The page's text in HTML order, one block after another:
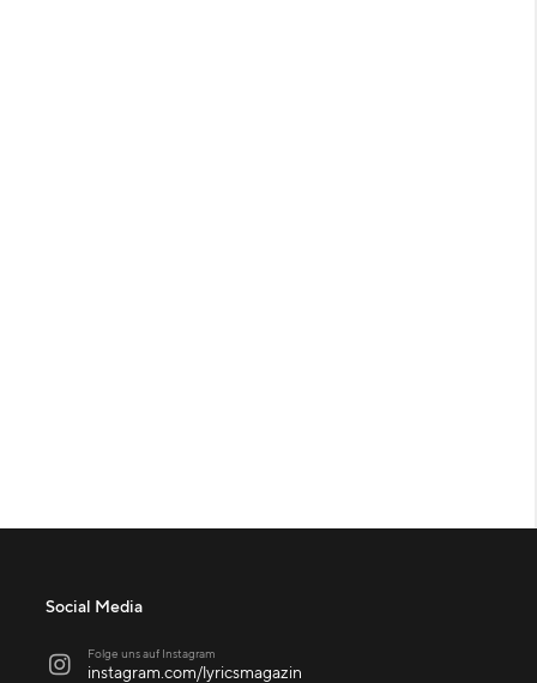
Social Media
 Folge uns auf Instagram
instagram.com/lyricsmagazin